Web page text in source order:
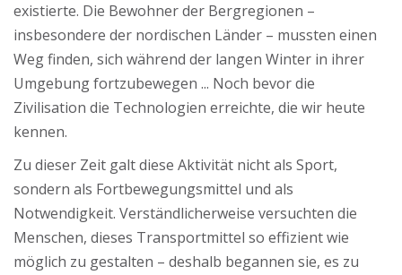
existierte. Die Bewohner der Bergregionen –
insbesondere der nordischen Länder – mussten einen
Weg finden, sich während der langen Winter in ihrer
Umgebung fortzubewegen ... Noch bevor die
Zivilisation die Technologien erreichte, die wir heute
kennen.
Zu dieser Zeit galt diese Aktivität nicht als Sport,
sondern als Fortbewegungsmittel und als
Notwendigkeit. Verständlicherweise versuchten die
Menschen, dieses Transportmittel so effizient wie
möglich zu gestalten – deshalb begannen sie, es zu